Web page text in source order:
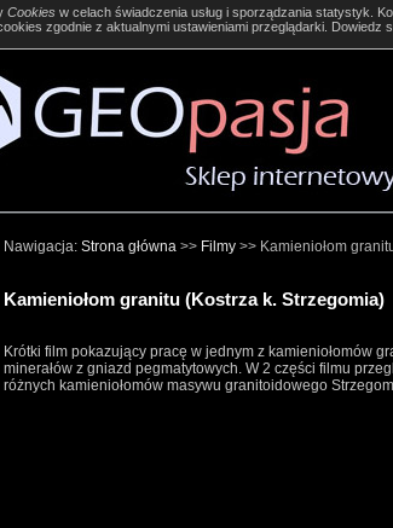
Cookies w celach świadczenia usług i sporządzania statystyk.
zgodnie z aktualnymi ustawieniami przeglądarki. Dowiedz
Nawigacja: Strona główna >> Filmy >> Kamieniołom
Kamieniołom granitu (Kostrza k. Strzegomia)
Krótki film pokazujący pracę w jednym z kamieniołomów
minerałów z gniazd pegmatytowych. W 2 części filmu
różnych kamieniołomów masywu granitoidowego